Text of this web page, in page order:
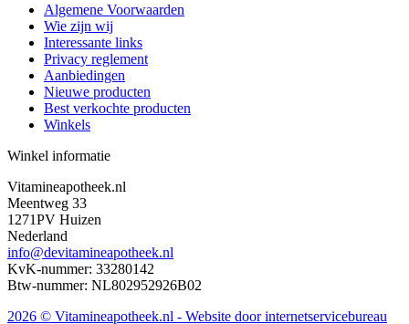
Algemene Voorwaarden
Wie zijn wij
Interessante links
Privacy reglement
Aanbiedingen
Nieuwe producten
Best verkochte producten
Winkels
Winkel informatie
Vitamineapotheek.nl
Meentweg 33
1271PV Huizen
Nederland
info@devitamineapotheek.nl
KvK-nummer: 33280142
Btw-nummer: NL802952926B02
2026 © Vitamineapotheek.nl - Website door internetservicebureau